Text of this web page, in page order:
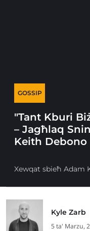
GOSSIP
"Tant Kburi
– Jagħlaq
Keith Debono
Xewqat sbieħ Adam
Kyle Zarb
5 ta' Marzu,